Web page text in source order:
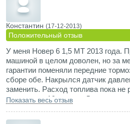
уменьшится, а это будет после 10
На данный момент устраивает все,
сцепление.
Константин (17-12-2013)
Положительный отзыв
У меня Новер 6 1,5 МТ 2013 года.
машиной в целом доволен, но за
гарантии поменяли передние
сборе обе. Накрылся датчик
заменить. Расход топлива пока не
в пределах 16 литров. Да читая
пригоняли?
Показать весь отзыв